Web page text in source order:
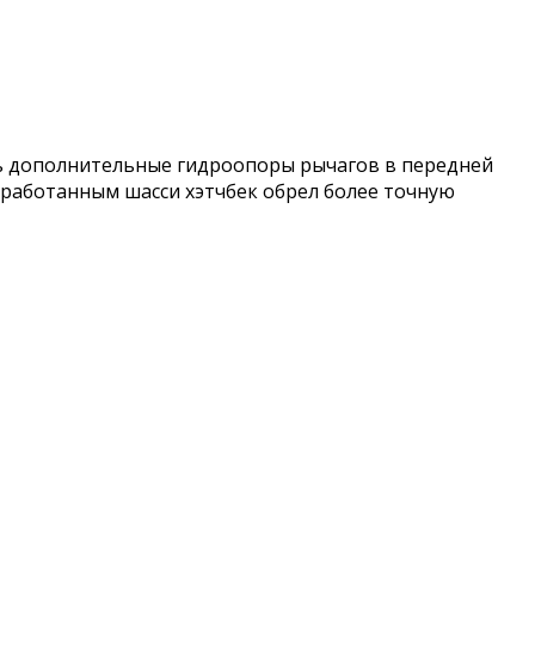
дополнительные гидроопоры рычагов в передней
шасси хэтчбек обрел более точную